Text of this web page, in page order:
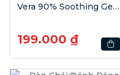
Vera 90% Soothing Gel |
199.000 ₫